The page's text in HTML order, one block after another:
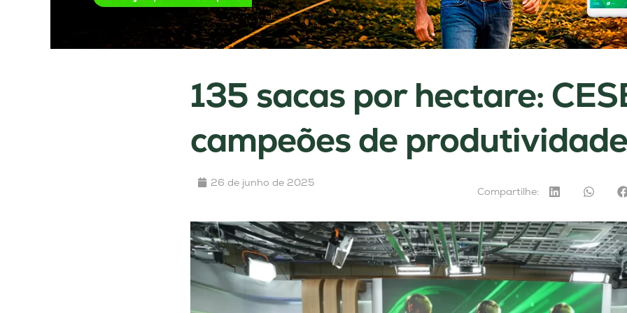
135 sacas por hectare:
campeões de
26 de junho de 2025
Compartilhe: